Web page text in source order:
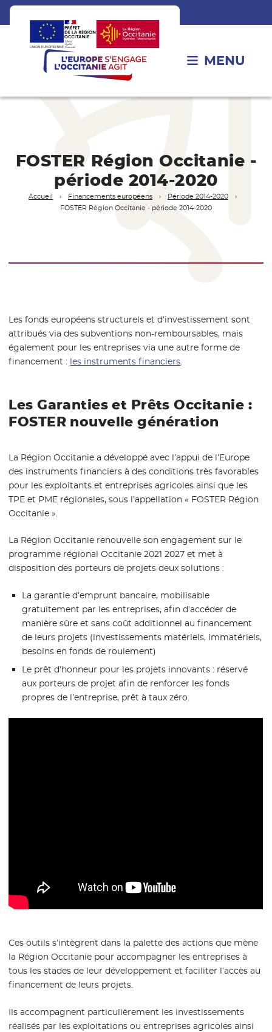
MENU
FOSTER Région Occitanie -
période 2014-2020
Accueil Financements européens
Période 2014-2020
FOSTER Région Occitanie - période 2014-2020
Les fonds européens structurels et d’investissement sont
attribués via des subventions non-remboursables, mais
également pour les entreprises via une autre forme de
financement : les instruments financiers- Nouvelle fenêtre
.
Les Garanties et Prêts Occitanie :
FOSTER nouvelle génération
La Région Occitanie a développé avec l’appui de l’Europe
des instruments financiers à des conditions très favorables
pour les exploitants et entreprises agricoles ainsi que les
TPE et PME régionales, sous l’appellation « FOSTER Région
Occitanie ».
La Région Occitanie renouvelle son engagement sur le
programme régional Occitanie 2021 2027 et met à
disposition des porteurs de projets deux solutions :
La garantie d’emprunt bancaire, mobilisable
gratuitement par les entreprises, afin d’accéder de
manière sûre et sans coût additionnel au financement
de leurs projets (investissements matériels, immatériels,
besoins en fonds de roulement)
Le prêt d’honneur pour les projets innovants : réservé
aux porteurs de projet afin de renforcer les fonds
propres de l’entreprise, prêt à taux zéro.
Ces outils s’intègrent dans la palette des actions que mène
la Région Occitanie pour accompagner les entreprises à
tous les stades de leur développement et faciliter l’accès au
financement de leurs projets.
Ils accompagnent particulièrement les investissements
réalisés par les exploitations ou entreprises agricoles ainsi